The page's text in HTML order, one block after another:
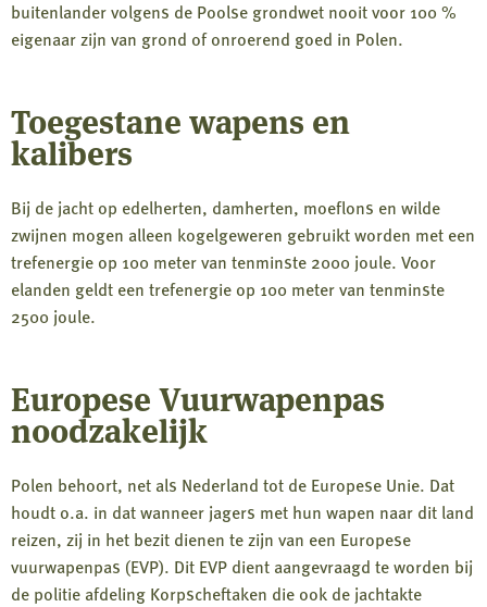
buitenlander volgens de Poolse grondwet nooit voor 100 %
eigenaar zijn van grond of onroerend goed in Polen.
Toegestane wapens en
kalibers
Bij de jacht op edelherten, damherten, moeflons en wilde
zwijnen mogen alleen kogelgeweren gebruikt worden met een
trefenergie op 100 meter van tenminste 2000 joule. Voor
elanden geldt een trefenergie op 100 meter van tenminste
2500 joule.
Europese Vuurwapenpas
noodzakelijk
Polen behoort, net als Nederland tot de Europese Unie. Dat
houdt o.a. in dat wanneer jagers met hun wapen naar dit land
reizen, zij in het bezit dienen te zijn van een Europese
vuurwapenpas (EVP). Dit EVP dient aangevraagd te worden bij
de politie afdeling Korpscheftaken die ook de jachtakte